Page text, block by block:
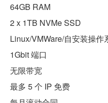
64GB RAM
2 x 1TB NVMe SSD
Linux/VMWare/自安装操作
1Gbit 端口
无限带宽
最多 5 个 IP 免费